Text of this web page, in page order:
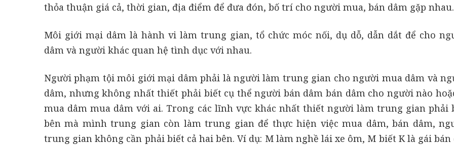
thỏa thuận giá cả, thời gian, địa điểm để đưa đón, bố trí cho người mua, bán dâm gặp nhau.
Môi giới mại dâm là hành vi làm trung gian, tổ chức móc nối, dụ dỗ, dẫn dắt để cho
dâm và người khác quan hệ tình dục với nhau.
Người phạm tội môi giới mại dâm phải là người làm trung gian cho người mua dâm và
dâm, nhưng không nhất thiết phải biết cụ thể người bán dâm bán dâm cho người nào
mua dâm mua dâm với ai. Trong các lĩnh vực khác nhất thiết người làm trung gian phải
bên mà mình trung gian còn làm trung gian để thực hiện việc mua dâm, bán dâm,
trung gian không cần phải biết cả hai bên. Ví dụ: M làm nghề lái xe ôm, M biết K là gái bán